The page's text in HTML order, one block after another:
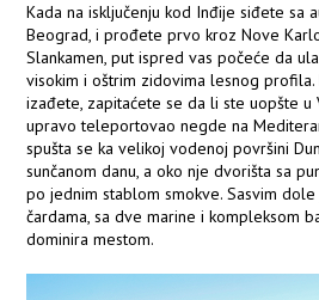
Kada na isključenju kod Inđije siđete sa
Beograd, i prođete prvo kroz Nove
Slankamen, put ispred vas počeće da
visokim i oštrim zidovima lesnog profila.
izađete, zapitaćete se da li ste uopšte u
upravo teleportovao negde na
spušta se ka velikoj vodenoj površini
sunčanom danu, a oko nje dvorišta sa
po jednim stablom smokve. Sasvim dole
čardama, sa dve marine i kompleksom
dominira mestom.